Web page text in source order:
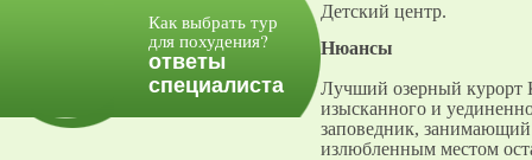
Как выбрать тур
для похудения?
ответы
специалиста
Детский центр.
Нюансы
Лучший озерный курорт
изысканного и
заповедник, занимающий
излюбленным местом